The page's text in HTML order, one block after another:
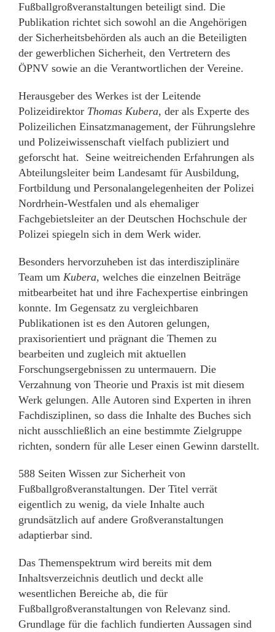
Fußballgroßveranstaltungen beteiligt sind. Die
Publikation richtet sich sowohl an die Angehörigen
der Sicherheitsbehörden als auch an die Beteiligten
der gewerblichen Sicherheit, den Vertretern des
ÖPNV sowie an die Verantwortlichen der Vereine.
Herausgeber des Werkes ist der Leitende
Polizeidirektor Thomas Kubera, der als Experte des
Polizeilichen Einsatzmanagement, der Führungslehre
und Polizeiwissenschaft vielfach publiziert und
geforscht hat. Seine weitreichenden Erfahrungen als
Abteilungsleiter beim Landesamt für Ausbildung,
Fortbildung und Personalangelegenheiten der Polizei
Nordrhein-Westfalen und als ehemaliger
Fachgebietsleiter an der Deutschen Hochschule der
Polizei spiegeln sich in dem Werk wider.
Besonders hervorzuheben ist das interdisziplinäre
Team um Kubera, welches die einzelnen Beiträge
mitbearbeitet hat und ihre Fachexpertise einbringen
konnte. Im Gegensatz zu vergleichbaren
Publikationen ist es den Autoren gelungen,
praxisorientiert und prägnant die Themen zu
bearbeiten und zugleich mit aktuellen
Forschungsergebnissen zu untermauern. Die
Verzahnung von Theorie und Praxis ist mit diesem
Werk gelungen. Alle Autoren sind Experten in ihren
Fachdisziplinen, so dass die Inhalte des Buches sich
nicht ausschließlich an eine bestimmte Zielgruppe
richten, sondern für alle Leser einen Gewinn darstellt.
588 Seiten Wissen zur Sicherheit von
Fußballgroßveranstaltungen. Der Titel verrät
eigentlich zu wenig, da viele Inhalte auch
grundsätzlich auf andere Großveranstaltungen
adaptierbar sind.
Das Themenspektrum wird bereits mit dem
Inhaltsverzeichnis deutlich und deckt alle
wesentlichen Bereiche ab, die für
Fußballgroßveranstaltungen von Relevanz sind.
Grundlage für die fachlich fundierten Aussagen sind